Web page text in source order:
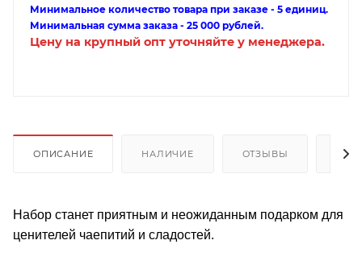
Минимальное количество товара при заказе - 5 единиц.
Минимальная сумма заказа - 25 000 рублей.
Цену на крупный опт уточняйте у менеджера.
ОПИСАНИЕ НАЛИЧИЕ ОТЗЫВЫ
Набор станет приятным и неожиданным подарком для
ценителей чаепитий и сладостей.